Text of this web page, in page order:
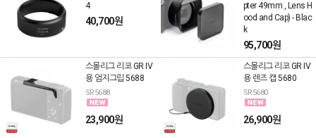
4
40,700원
pter 49mm , Lens H
ood and Cap) - Blac
k
95,700원
스몰리그 리코 GR IV
용 엄지그립 5688
SR5688
23,900원
스몰리그 리코 GR IV
용 렌즈 캡 5680
SR5680
26,900원